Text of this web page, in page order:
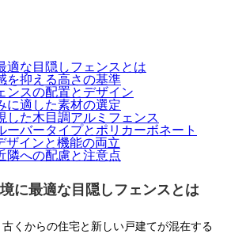
適な目隠しフェンスとは
を抑える高さの基準
ンスの配置とデザイン
に適した素材の選定
した木目調アルミフェンス
ーバータイプとポリカーボネート
ザインと機能の両立
隣への配慮と注意点
に最適な目隠しフェンスとは
くからの住宅と新しい戸建てが混在する